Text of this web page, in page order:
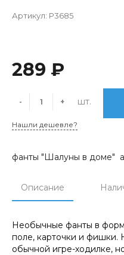
Артикул: Р3685
289 ₽
- + шт.
Нашли дешевле?
фанты "Шалуны в доме"
Описание
Необычные фанты в
поле, карточки и фишки.
обычной игре-ходилке,